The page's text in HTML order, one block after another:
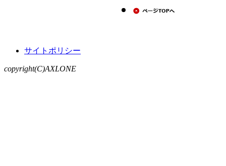
サイトポリシー
copyright(C)AXLONE